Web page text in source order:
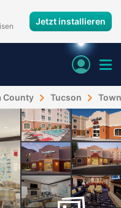
Jetzt installieren
County Tucson